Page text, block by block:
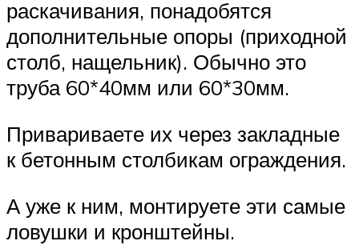
раскачивания, понадобятся
дополнительные опоры (приходной
столб, нащельник). Обычно это
труба 60*40мм или 60*30мм.
Привариваете их через закладные
к бетонным столбикам ограждения.
А уже к ним, монтируете эти самые
ловушки и кронштейны.